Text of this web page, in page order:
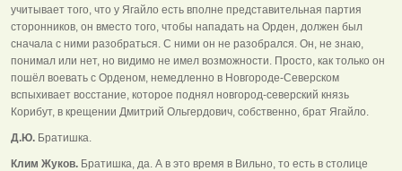
учитывает того, что у Ягайло есть вполне представительная партия
сторонников, он вместо того, чтобы нападать на Орден, должен был
сначала с ними разобраться. С ними он не разобрался. Он, не знаю,
понимал или нет, но видимо не имел возможности. Просто, как только он
пошёл воевать с Орденом, немедленно в Новгороде-Северском
вспыхивает восстание, которое поднял новгород-северский князь
Корибут, в крещении Дмитрий Ольгердович, собственно, брат Ягайло.
Д.Ю. Братишка.
Клим Жуков. Братишка, да. А в это время в Вильно, то есть в столице